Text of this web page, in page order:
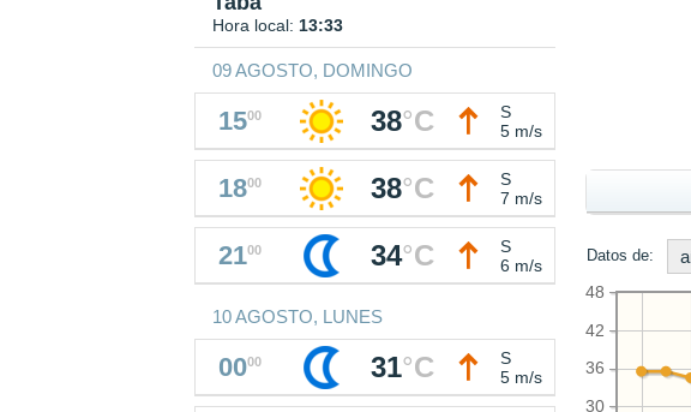
Datos de:
30
36
42
48
Hora local: 13:33
09 AGOSTO, DOMINGO
1500 38°C
S
5 m/s
1800 38°C
S
7 m/s
2100 34°C
S
6 m/s
10 AGOSTO, LUNES
0000 31°C
S
5 m/s